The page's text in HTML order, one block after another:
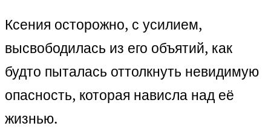
Ксения осторожно, с усилием,
высвободилась из его объятий, как
будто пыталась оттолкнуть невидимую
опасность, которая нависла над её
жизнью.